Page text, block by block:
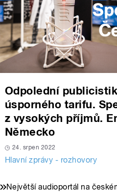
Odpolední
úsporného tarifu.
z vysokých příjmů.
Německo
24. srpen 2022
Hlavní zprávy - rozhovory
Největší audioportál na